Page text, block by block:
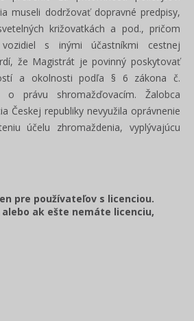
museli dodržovať dopravné predpisy,
križovatkách a pod., pričom
s inými účastníkmi cestnej
že Magistrát je povinný poskytovať
a okolnosti podľa § 6 zákona č.
právu shromažďovacím. Žalobca
Českej republiky nevyužila oprávnenie
účelu zhromaždenia, vyplývajúcu
pre používateľov s licenciou.
alebo ak ešte nemáte licenciu,